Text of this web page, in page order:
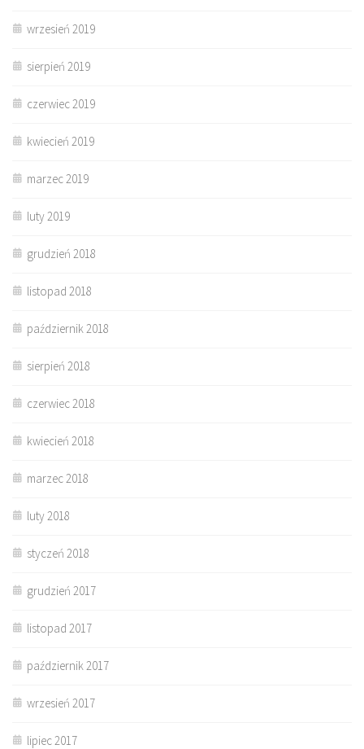
wrzesień 2019
sierpień 2019
czerwiec 2019
kwiecień 2019
marzec 2019
luty 2019
grudzień 2018
listopad 2018
październik 2018
sierpień 2018
czerwiec 2018
kwiecień 2018
marzec 2018
luty 2018
styczeń 2018
grudzień 2017
listopad 2017
październik 2017
wrzesień 2017
lipiec 2017